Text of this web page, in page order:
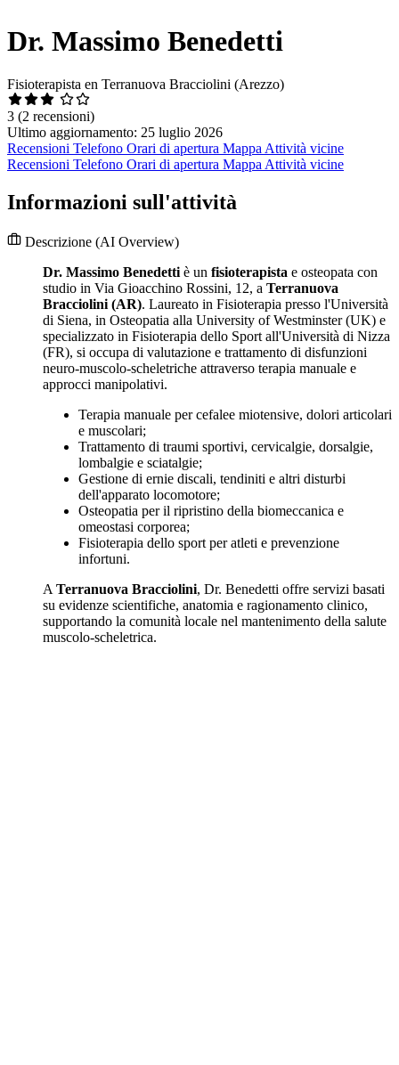
Dr. Massimo Benedetti
Fisioterapista en Terranuova Bracciolini (Arezzo)
3 (2 recensioni)
Ultimo aggiornamento: 25 luglio 2026
Recensioni Telefono Orari di apertura Mappa Attività vicine
Recensioni Telefono Orari di apertura Mappa Attività vicine
Informazioni sull'attività
Descrizione (AI Overview)
Dr. Massimo Benedetti è un fisioterapista e osteopata con
studio in Via Gioacchino Rossini, 12, a Terranuova
Bracciolini (AR). Laureato in Fisioterapia presso l'Università
di Siena, in Osteopatia alla University of Westminster (UK) e
specializzato in Fisioterapia dello Sport all'Università di Nizza
(FR), si occupa di valutazione e trattamento di disfunzioni
neuro-muscolo-scheletriche attraverso terapia manuale e
approcci manipolativi.
Terapia manuale per cefalee miotensive, dolori articolari
e muscolari;
Trattamento di traumi sportivi, cervicalgie, dorsalgie,
lombalgie e sciatalgie;
Gestione di ernie discali, tendiniti e altri disturbi
dell'apparato locomotore;
Osteopatia per il ripristino della biomeccanica e
omeostasi corporea;
Fisioterapia dello sport per atleti e prevenzione
infortuni.
A Terranuova Bracciolini, Dr. Benedetti offre servizi basati
su evidenze scientifiche, anatomia e ragionamento clinico,
supportando la comunità locale nel mantenimento della salute
muscolo-scheletrica.